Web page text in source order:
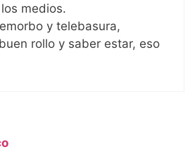
medios.
y telebasura,
rollo y saber estar, eso